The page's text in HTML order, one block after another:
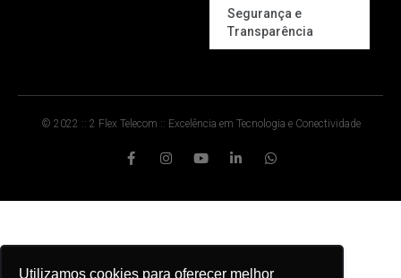
Utilizamos cookies para oferecer melhor
Segurança e
Transparência
© 2022 :: 2 Flex Telecom :: Excelência em Tecnologia e Conectividade